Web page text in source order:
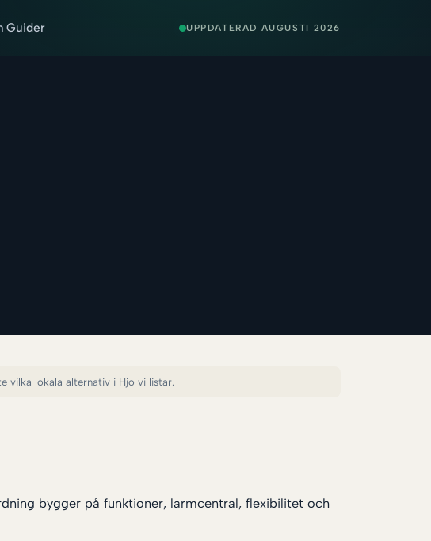
Guider UPPDATERAD AUGUSTI 2026
vilka lokala alternativ i Hjo vi listar.
bygger på funktioner, larmcentral, flexibilitet och